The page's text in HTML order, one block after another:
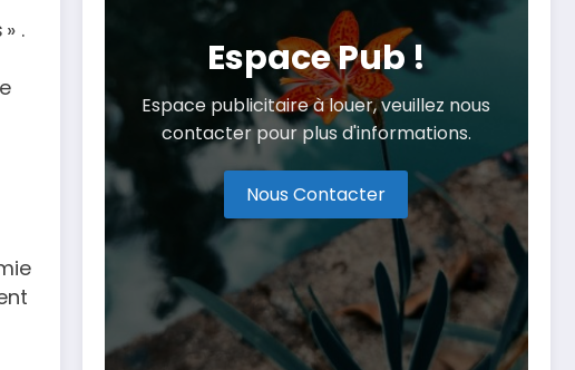
.
Espace Pub !
Espace publicitaire à louer, veuillez nous
contacter pour plus d'informations.
Nous Contacter